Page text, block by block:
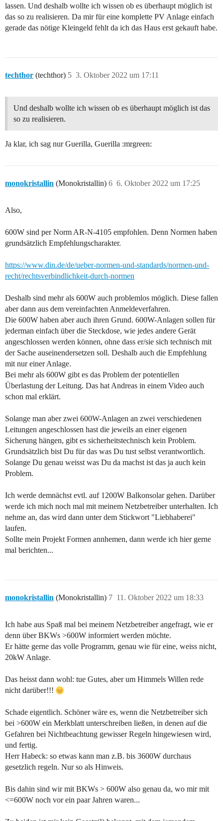
lassen. Und deshalb wollte ich wissen ob es überhaupt möglich ist
das so zu realisieren. Da mir für eine komplette PV Anlage einfach
gerade das nötige Kleingeld fehlt da ich das Haus erst gekauft habe.
techthor (techthor) 3. Oktober 2022 um 17:11
5
Und deshalb wollte ich wissen ob es überhaupt möglich ist das
so zu realisieren.
Ja klar, ich sag nur Guerilla, Guerilla :mrgreen:
monokristallin (Monokristallin) 6. Oktober 2022 um 17:25
6
Also,
600W sind per Norm AR-N-4105 empfohlen. Denn Normen haben
grundsätzlich Empfehlungscharakter.
https://www.din.de/de/ueber-normen-und-standards/normen-und-
recht/rechtsverbindlichkeit-durch-normen
Deshalb sind mehr als 600W auch problemlos möglich. Diese fallen
aber dann aus dem vereinfachten Anmeldeverfahren.
Die 600W haben aber auch ihren Grund. 600W-Anlagen sollen für
jederman einfach über die Steckdose, wie jedes andere Gerät
angeschlossen werden können, ohne dass er/sie sich technisch mit
der Sache auseinendersetzen soll. Deshalb auch die Empfehlung
mit nur einer Anlage.
Bei mehr als 600W gibt es das Problem der potentiellen
Überlastung der Leitung. Das hat Andreas in einem Video auch
schon mal erklärt.
Solange man aber zwei 600W-Anlagen an zwei verschiedenen
Leitungen angeschlossen hast die jeweils an einer eigenen
Sicherung hängen, gibt es sicherheitstechnisch kein Problem.
Grundsätzlich bist Du für das was Du tust selbst verantwortlich.
Solange Du genau weisst was Du da machst ist das ja auch kein
Problem.
Ich werde demnächst evtl. auf 1200W Balkonsolar gehen. Darüber
werde ich mich noch mal mit meinem Netzbetreiber unterhalten. Ich
nehme an, das wird dann unter dem Stickwort "Liebhaberei"
laufen.
Sollte mein Projekt Formen annhemen, dann werde ich hier gerne
mal berichten...
monokristallin (Monokristallin) 11. Oktober 2022 um 18:33
7
Ich habe aus Spaß mal bei meinem Netzbetreiber angefragt, wie er
denn über BKWs >600W informiert werden möchte.
Er hätte gerne das volle Programm, genau wie für eine, weiss nicht,
20kW Anlage.
Das heisst dann wohl: tue Gutes, aber um Himmels Willen rede
nicht darüber!!!
Schade eigentlich. Schöner wäre es, wenn die Netzbetreiber sich
bei >600W ein Merkblatt unterschreiben ließen, in denen auf die
Gefahren bei Nichtbeachtung gewisser Regeln hingewiesen wird,
und fertig.
Herr Habeck: so etwas kann man z.B. bis 3600W durchaus
gesetzlich regeln. Nur so als Hinweis.
Bis dahin sind wir mit BKWs > 600W also genau da, wo mir mit
<=600W noch vor ein paar Jahren waren...